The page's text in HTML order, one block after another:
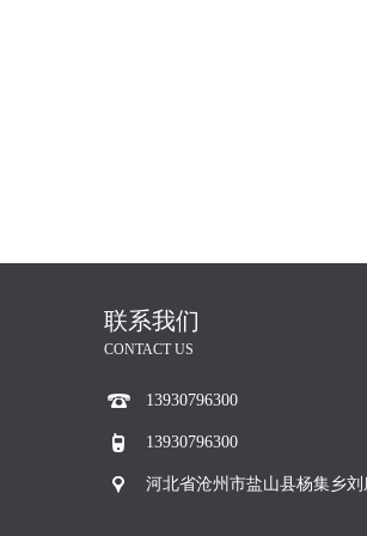
联系我们
CONTACT US
13930796300
13930796300
河北省沧州市盐山县杨集乡刘